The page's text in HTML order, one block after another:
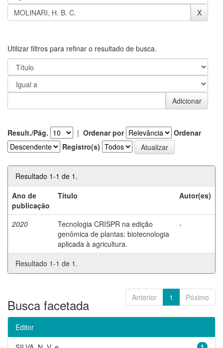
Utilizar filtros para refinar o resultado de busca.
Result./Pág. | Ordenar por
Ordenar
Registro(s)
Resultado 1-1 de 1.
Ano de
publicação
Título Autor(es)
2020
Tecnologia CRISPR na edição
genômica de plantas: biotecnologia
aplicada à agricultura.
-
Resultado 1-1 de 1.
Anterior 1 Póximo
Busca facetada
Editor